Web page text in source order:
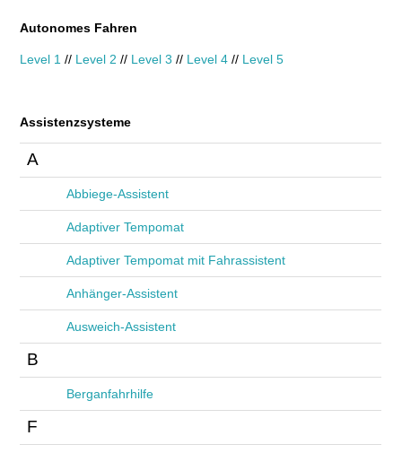
E+PIH
A BIS Z
KONTAKT
Autonomes Fahren
Level 1 // Level 2 // Level 3 // Level 4 // Level 5
Assistenzsysteme
A
Abbiege-Assistent
Adaptiver Tempomat
Adaptiver Tempomat mit Fahrassistent
Anhänger-Assistent
Ausweich-Assistent
B
Berganfahrhilfe
F